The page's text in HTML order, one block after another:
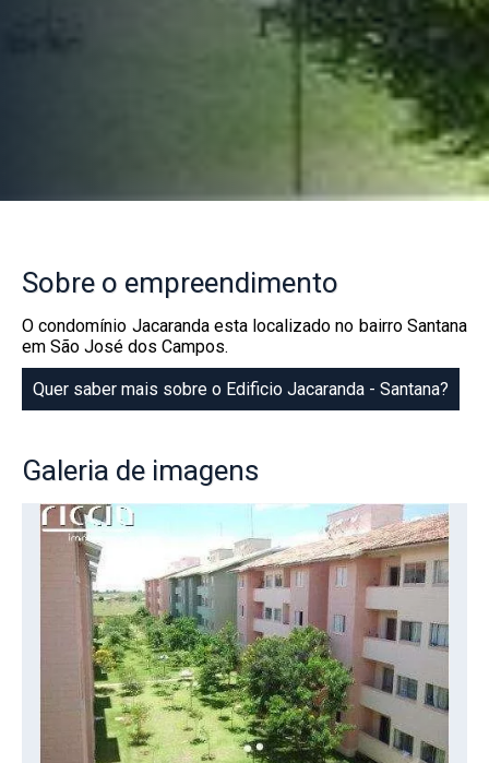
Sobre o empreendimento
O condomínio Jacaranda esta localizado no bairro Santana
em São José dos Campos.
Quer saber mais sobre o Edificio Jacaranda - Santana?
Galeria de imagens